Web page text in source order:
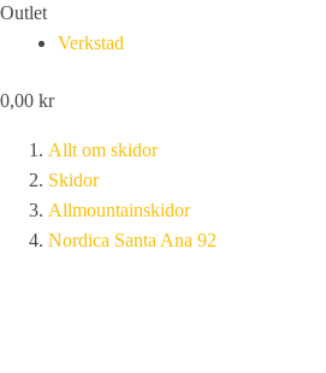
Outlet
Verkstad
0,00 kr
Allt om skidor
Skidor
Allmountainskidor
Nordica Santa Ana 92